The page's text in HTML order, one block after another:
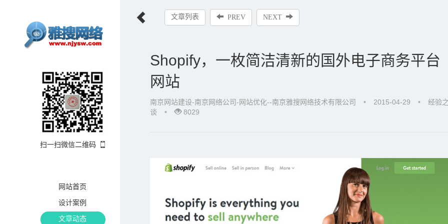
扫一扫微信二维码
网站首页
设计案例
文章动态
文章列表 PREV NEXT
Shopify，一枚简洁清新的国外电子商务平台
网站
南京网站建设-南京网络公司-网站优化--南京雅搜网络技术有限公司 • 2015-04-29 •
经验
谈
• 8029